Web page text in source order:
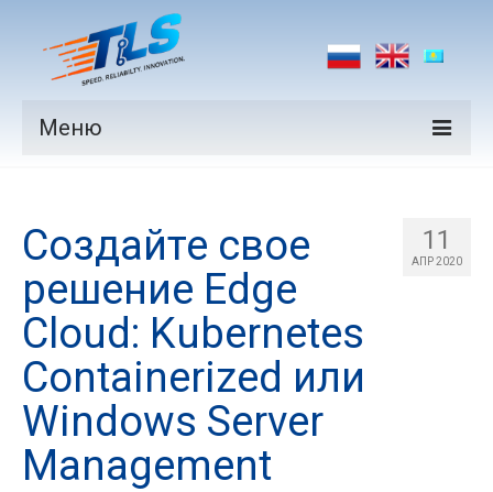
Меню
Производители
Рынки
Новости
Контакты
11
АПР 2020
Создайте свое
решение Edge
Cloud: Kubernetes
Containerized или
Windows Server
Management